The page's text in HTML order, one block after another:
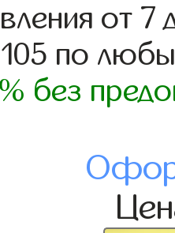
от 7
по
без